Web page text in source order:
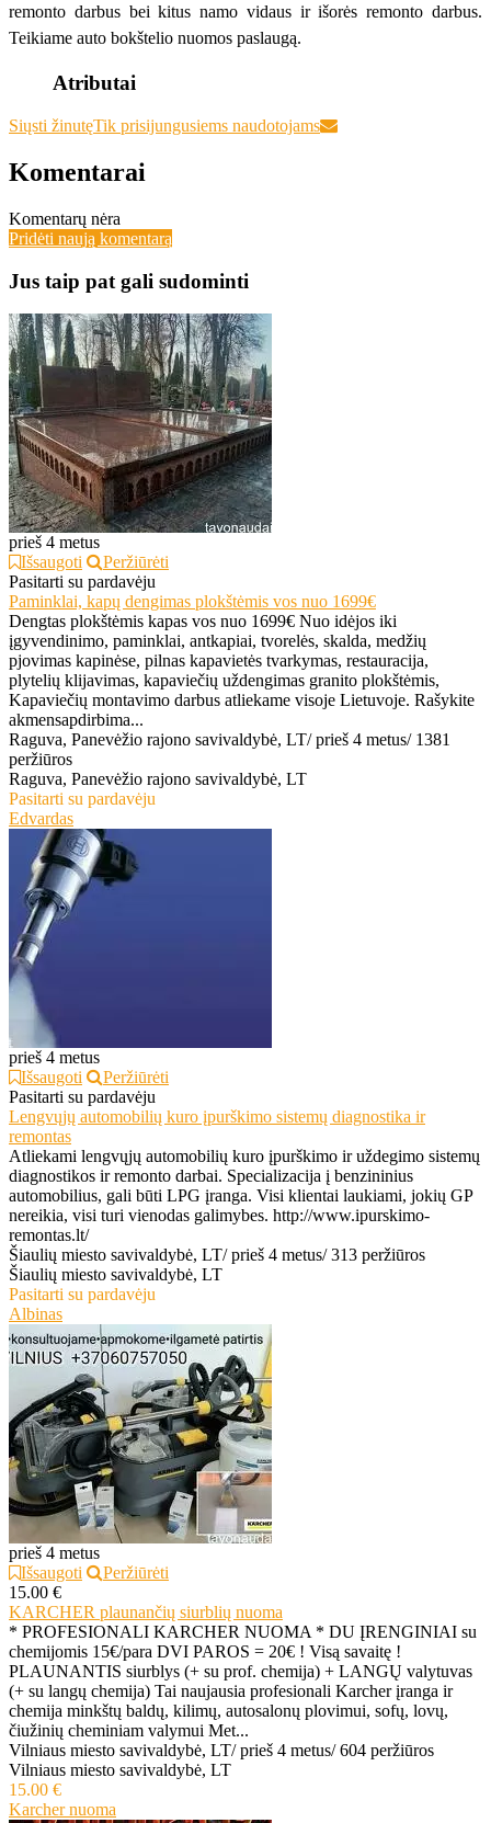
remonto darbus bei kitus namo vidaus ir išorės remonto darbus.
Teikiame auto bokštelio nuomos paslaugą.
Atributai
Siųsti žinutęTik prisijungusiems naudotojams
Komentarai
Komentarų nėra
Pridėti naują komentarą
Jus taip pat gali sudominti
prieš 4 metus
Išsaugoti
Peržiūrėti
Pasitarti su pardavėju
Paminklai, kapų dengimas plokštėmis vos nuo 1699€
Dengtas plokštėmis kapas vos nuo 1699€ Nuo idėjos iki
įgyvendinimo, paminklai, antkapiai, tvorelės, skalda, medžių
pjovimas kapinėse, pilnas kapavietės tvarkymas, restauracija,
plytelių klijavimas, kapaviečių uždengimas granito plokštėmis,
Kapaviečių montavimo darbus atliekame visoje Lietuvoje. Rašykite
akmensapdirbima...
Raguva, Panevėžio rajono savivaldybė, LT/ prieš 4 metus/ 1381
peržiūros
Raguva, Panevėžio rajono savivaldybė, LT
Pasitarti su pardavėju
Edvardas
prieš 4 metus
Išsaugoti
Peržiūrėti
Pasitarti su pardavėju
Lengvųjų automobilių kuro įpurškimo sistemų diagnostika ir
remontas
Atliekami lengvųjų automobilių kuro įpurškimo ir uždegimo sistemų
diagnostikos ir remonto darbai. Specializacija į benzininius
automobilius, gali būti LPG įranga. Visi klientai laukiami, jokių GP
nereikia, visi turi vienodas galimybes. http://www.ipurskimo-
remontas.lt/
Šiaulių miesto savivaldybė, LT/ prieš 4 metus/ 313 peržiūros
Šiaulių miesto savivaldybė, LT
Pasitarti su pardavėju
Albinas
prieš 4 metus
Išsaugoti
Peržiūrėti
15.00 €
KARCHER plaunančių siurblių nuoma
* PROFESIONALI KARCHER NUOMA * DU ĮRENGINIAI su
chemijomis 15€/para DVI PAROS = 20€ ! Visą savaitę !
PLAUNANTIS siurblys (+ su prof. chemija) + LANGŲ valytuvas
(+ su langų chemija) Tai naujausia profesionali Karcher įranga ir
chemija minkštų baldų, kilimų, autosalonų plovimui, sofų, lovų,
čiužinių cheminiam valymui Met...
Vilniaus miesto savivaldybė, LT/ prieš 4 metus/ 604 peržiūros
Vilniaus miesto savivaldybė, LT
15.00 €
Karcher nuoma